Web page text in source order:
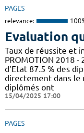
PAGES
relevance:
Evaluation
Taux de réussite et
PROMOTION 2018
d'Etat 87.5 % des
directement dans le
diplômés ont
15/04/2025 17:00
PAGES